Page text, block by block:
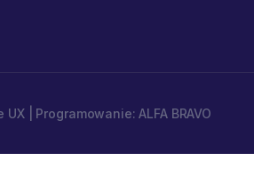
| Programowanie: ALFA BRAVO